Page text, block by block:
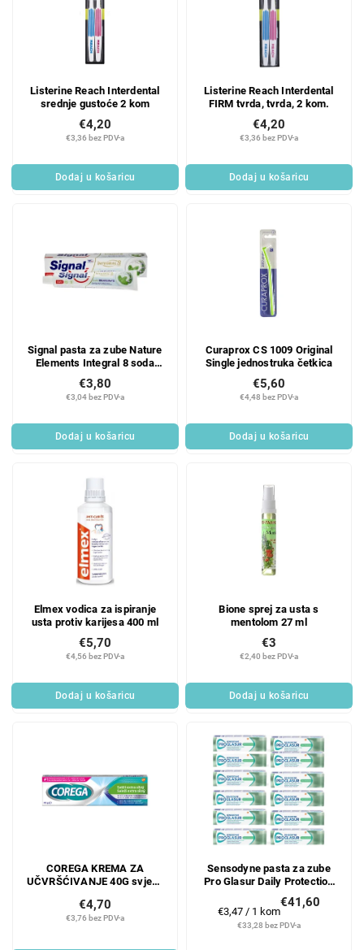
o
d
t
s
Listerine Reach Interdental
srednje gustoće 2 kom
€3,36 bez PDV-a
€4,20
Dodaj u košaricu
Listerine Reach Interdental
FIRM tvrda, tvrda, 2 kom.
€3,36 bez PDV-a
€4,20
Dodaj u košaricu
Signal pasta za zube Nature
Elements Integral 8 soda
€3,04 bez PDV-a
€3,80
Dodaj u košaricu
Curaprox CS 1009 Original
Single jednostruka četkica
€4,48 bez PDV-a
€5,60
Dodaj u košaricu
Elmex vodica za ispiranje
usta protiv karijesa 400 ml
€4,56 bez PDV-a
€5,70
Dodaj u košaricu
Bione sprej za usta s
mentolom 27 ml
€2,40 bez PDV-a
€3
Dodaj u košaricu
COREGA KREMA ZA
UČVRŠĆIVANJE 40G svježa
€3,76 bez PDV-a
€4,70
Sensodyne pasta za zube
Pro Glasur Daily Protection
€33,28 bez PDV-a
€41,60
Mjerenje
cijene:
€3,47 / 1 kom